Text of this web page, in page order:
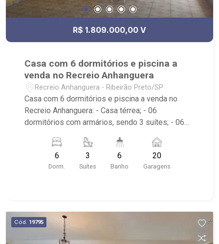
R$ 1.809.000,00 V
Casa com 6 dormitórios e piscina a
venda no Recreio Anhanguera
Recreio Anhanguera - Ribeirão Preto/SP
Casa com 6 dormitórios e piscina a venda no
Recreio Anhanguera: - Casa térrea; - 06
dormitórios com armários, sendo 3 suítes; - 06
americana planejada; - Área de serviço; - Quintal
gramado; - Varanda; - Piscina; - Localizado
próximo ao Supermercado Mialich, Rodovia
6
Dorm.
3
Suítes
6
Banho
20
Garagens
Cód. 19795